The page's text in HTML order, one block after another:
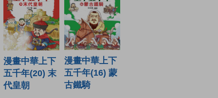
漫畫中華上下
五千年(20) 末
代皇朝
漫畫中華上下
五千年(16) 蒙
古鐵騎